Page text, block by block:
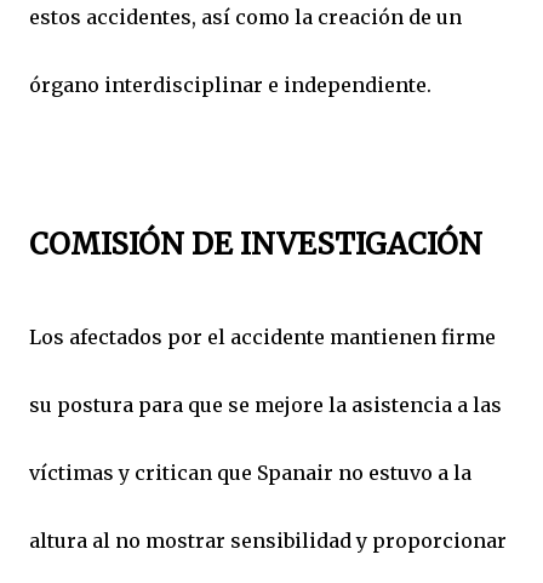
estos accidentes, así como la creación de un
órgano interdisciplinar e independiente.
COMISIÓN DE INVESTIGACIÓN
Los afectados por el accidente mantienen firme
su postura para que se mejore la asistencia a las
víctimas y critican que Spanair no estuvo a la
altura al no mostrar sensibilidad y proporcionar